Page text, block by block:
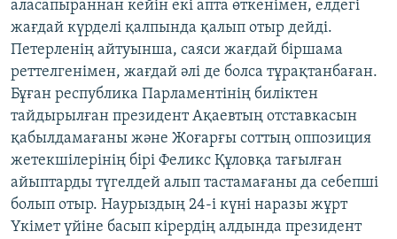
ЖАЗЫЛЫҢЫЗ
Басқа тілдерде
аласапыраннан кейін екі апта өткенімен, елдегі
жағдай күрделі қалпында қалып отыр дейді.
Петерленің айтуынша, саяси жағдай біршама
реттелгенімен, жағдай әлі де болса тұрақтанбаған.
Бұған республика Парламентінің биліктен
тайдырылған президент Ақаевтың отставкасын
қабылдамағаны және Жоғарғы соттың оппозиция
жетекшілерінің бірі Феликс Құловқа тағылған
айыптарды түгелдей алып тастамағаны да себепші
болып отыр. Наурыздың 24-і күні наразы жұрт
Үкімет үйіне басып кірердің алдында президент